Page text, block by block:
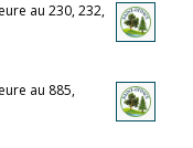
au 230, 232,
au 885,